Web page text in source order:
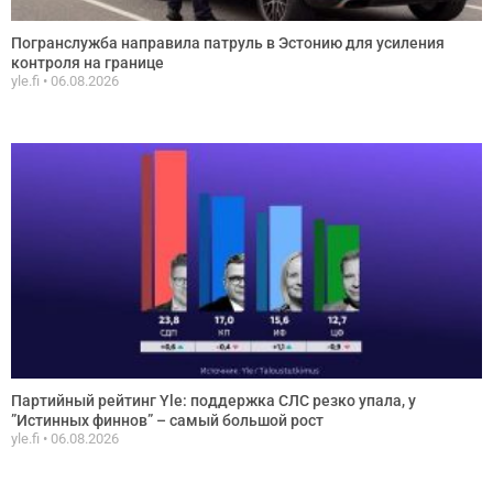
Погранслужба направила патруль в Эстонию для усиления
контроля на границе
yle.fi 06.08.2026
Партийный рейтинг Yle: поддержка СЛС резко упала, у
”Истинных финнов” – самый большой рост
yle.fi 06.08.2026